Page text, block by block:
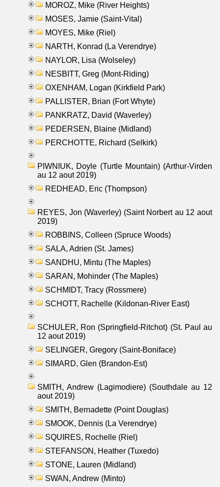
MOROZ, Mike (River Heights)
MOSES, Jamie (Saint-Vital)
MOYES, Mike (Riel)
NARTH, Konrad (La Verendrye)
NAYLOR, Lisa (Wolseley)
NESBITT, Greg (Mont-Riding)
OXENHAM, Logan (Kirkfield Park)
PALLISTER, Brian (Fort Whyte)
PANKRATZ, David (Waverley)
PEDERSEN, Blaine (Midland)
PERCHOTTE, Richard (Selkirk)
PIWNIUK, Doyle (Turtle Mountain) (Arthur-Virden
au 12 aout 2019)
REDHEAD, Eric (Thompson)
REYES, Jon (Waverley) (Saint Norbert au 12 aout
2019)
ROBBINS, Colleen (Spruce Woods)
SALA, Adrien (St. James)
SANDHU, Mintu (The Maples)
SARAN, Mohinder (The Maples)
SCHMIDT, Tracy (Rossmere)
SCHOTT, Rachelle (Kildonan-River East)
SCHULER, Ron (Springfield-Ritchot) (St. Paul au
12 aout 2019)
SELINGER, Gregory (Saint-Boniface)
SIMARD, Glen (Brandon-Est)
SMITH, Andrew (Lagimodiere) (Southdale au 12
aout 2019)
SMITH, Bernadette (Point Douglas)
SMOOK, Dennis (La Verendrye)
SQUIRES, Rochelle (Riel)
STEFANSON, Heather (Tuxedo)
STONE, Lauren (Midland)
SWAN, Andrew (Minto)